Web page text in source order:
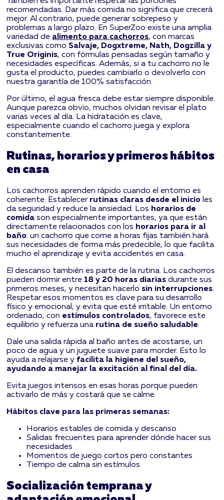
recomendadas. Dar más comida no significa que crecerá
mejor. Al contrario, puede generar sobrepeso y
problemas a largo plazo. En SuperZoo existe una amplia
variedad de alimento para cachorros, con marcas
exclusivas como Salvaje, Dogxtreme, Nath, Dogzilla y
True Originis, con fórmulas pensadas según tamaño y
necesidades específicas. Además, si a tu cachorro no le
gusta el producto, puedes cambiarlo o devolverlo con
nuestra garantía de 100% satisfacción.
Por último, el agua fresca debe estar siempre disponible.
Aunque parezca obvio, muchos olvidan revisar el plato
varias veces al día. La hidratación es clave,
especialmente cuando el cachorro juega y explora
constantemente.
Rutinas, horarios y primeros hábitos
en casa
Los cachorros aprenden rápido cuando el entorno es
coherente. Establecer rutinas claras desde el inicio les
da seguridad y reduce la ansiedad. Los horarios de
comida son especialmente importantes, ya que están
directamente relacionados con los horarios para ir al
baño: un cachorro que come a horas fijas también hará
sus necesidades de forma más predecible, lo que facilita
mucho el aprendizaje y evita accidentes en casa.
El descanso también es parte de la rutina. Los cachorros
pueden dormir entre 18 y 20 horas diarias durante sus
primeros meses, y necesitan hacerlo sin interrupciones.
Respetar esos momentos es clave para su desarrollo
físico y emocional, y evita que esté irritable. Un entorno
ordenado, con estímulos controlados, favorece este
equilibrio y refuerza una rutina de sueño saludable.
Dale una salida rápida al baño antes de acostarse, un
poco de agua y un juguete suave para morder. Esto lo
ayuda a relajarse y facilita la higiene del sueño,
ayudando a manejar la excitación al final del día.
Evita juegos intensos en esas horas porque pueden
activarlo de más y costará que se calme.
Hábitos clave para las primeras semanas:
Horarios estables de comida y descanso
Salidas frecuentes para aprender dónde hacer sus
necesidades
Momentos de juego cortos pero constantes
Tiempo de calma sin estímulos
Socialización temprana y